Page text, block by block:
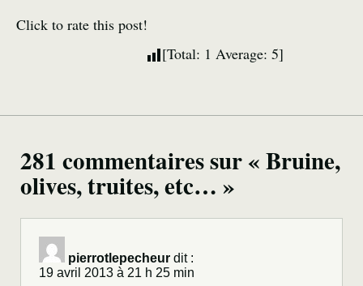
Click to rate this post!
[Total: 1 Average: 5]
281 commentaires sur « Bruine,
olives, truites, etc… »
pierrotlepecheur dit :
19 avril 2013 à 21 h 25 min